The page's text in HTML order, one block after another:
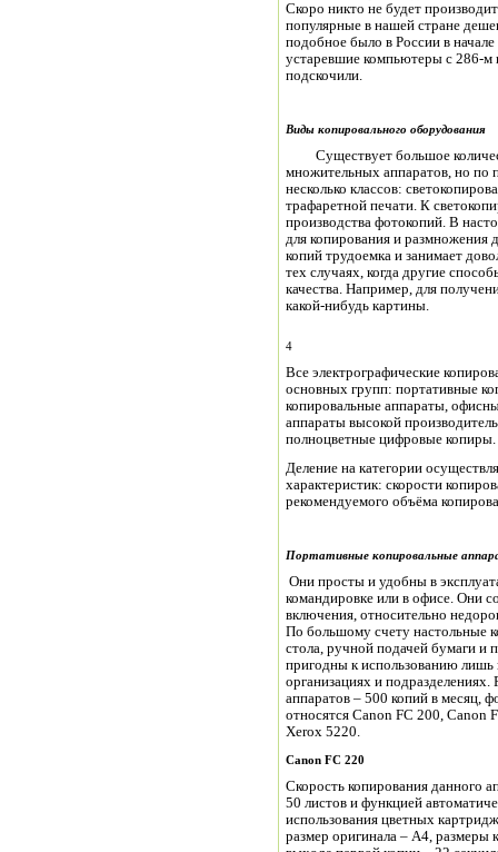
Скоро никто не будет
популярные в нашей стране
подобное было в России в
устаревшие компьютеры с 286-м
подскочили.
Виды копировального оборудования
Существует большое
множительных аппаратов, но по
несколько классов:
трафаретной печати. К
производства фотокопий. В
для копирования и размножения
копий трудоемка и занимает
тех случаях, когда другие
качества. Например, для
какой-нибудь картины.
4
Все электрографические
основных групп: портативные
копировальные аппараты,
аппараты высокой
полноцветные цифровые копиры.
Деление на категории
характеристик: скорости
рекомендуемого объёма
Портативные копировальные
Они просты и удобны в
командировке или в офисе. Они
включения, относительно
По большому счету настольные
стола, ручной подачей бумаги и
пригодны к использованию лишь
организациях и
аппаратов – 500 копий в месяц,
относятся Canon FC 200, Canon
Xerox 5220.
Canon FC 220
Скорость копирования данного
50 листов и функцией
использования цветных
размер оригинала – А4,